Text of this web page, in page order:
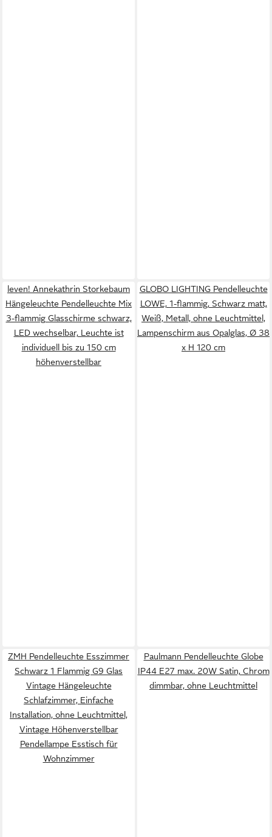
leven! Annekathrin Storkebaum
Hängeleuchte Pendelleuchte Mix
3-flammig Glasschirme schwarz,
LED wechselbar, Leuchte ist
individuell bis zu 150 cm
höhenverstellbar
GLOBO LIGHTING Pendelleuchte
LOWE, 1-flammig, Schwarz matt,
Weiß, Metall, ohne Leuchtmittel,
Lampenschirm aus Opalglas, Ø 38
x H 120 cm
ZMH Pendelleuchte Esszimmer
Schwarz 1 Flammig G9 Glas
Vintage Hängeleuchte
Schlafzimmer, Einfache
Installation, ohne Leuchtmittel,
Vintage Höhenverstellbar
Pendellampe Esstisch für
Wohnzimmer
Paulmann Pendelleuchte Globe
IP44 E27 max. 20W Satin, Chrom
dimmbar, ohne Leuchtmittel